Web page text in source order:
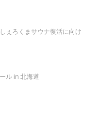
ぇろくまサウナ復活に向け
ル in 北海道